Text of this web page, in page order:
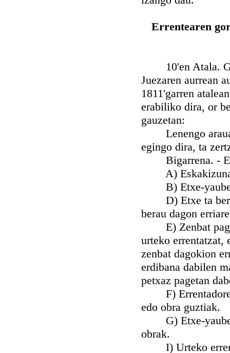
Errentearen
10'en Atala.
Juezaren aurrean
1811'garren
erabiliko dira, or
gauzetan:
Lenengo araua:
egingo dira, ta
Bigarrena. -
A) Eskakizuna
B) Etxe-
D) Etxe ta
berau dagon
E) Zenbat
urteko errentatzat,
zenbat dagokion
erdibana dabilen
petxaz pagetan
F)
edo obra guztiak.
G) Etxe-
obrak.
I) Urteko